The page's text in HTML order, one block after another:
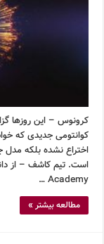
کرونوس – این روزها
کوانتومی جدیدی که
اختراع نشده بلکه
Academy …
مطالعه بیشتر »